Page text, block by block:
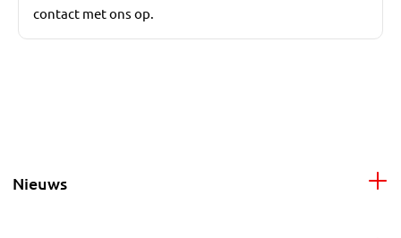
contact met ons op.
Nieuws